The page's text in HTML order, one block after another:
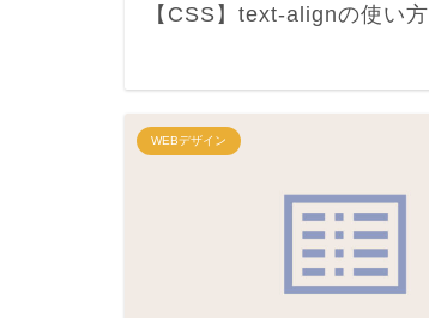
【CSS】text-alignの使い方
WEBデザイン